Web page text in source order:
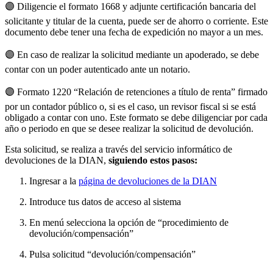
🟣 Diligencie el formato 1668 y adjunte certificación bancaria del
solicitante y titular de la cuenta, puede ser de ahorro o corriente. Este
documento debe tener una fecha de expedición no mayor a un mes.
🟣 En caso de realizar la solicitud mediante un apoderado, se debe
contar con un poder autenticado ante un notario.
🟣 Formato 1220 “Relación de retenciones a título de renta” firmado
por un contador público o, si es el caso, un revisor fiscal si se está
obligado a contar con uno. Este formato se debe diligenciar por cada
año o periodo en que se desee realizar la solicitud de devolución.
Esta solicitud, se realiza a través del servicio informático de
devoluciones de la DIAN, siguiendo estos pasos:
Ingresar a la página de devoluciones de la DIAN
Introduce tus datos de acceso al sistema
En menú selecciona la opción de “procedimiento de
devolución/compensación”
Pulsa solicitud “devolución/compensación”